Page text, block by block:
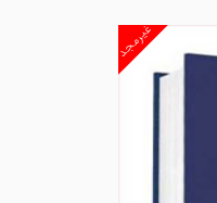
غیرمجد